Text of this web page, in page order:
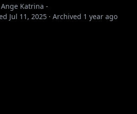
Ange Katrina -
Jul 11, 2025 · Archived 1 year ago